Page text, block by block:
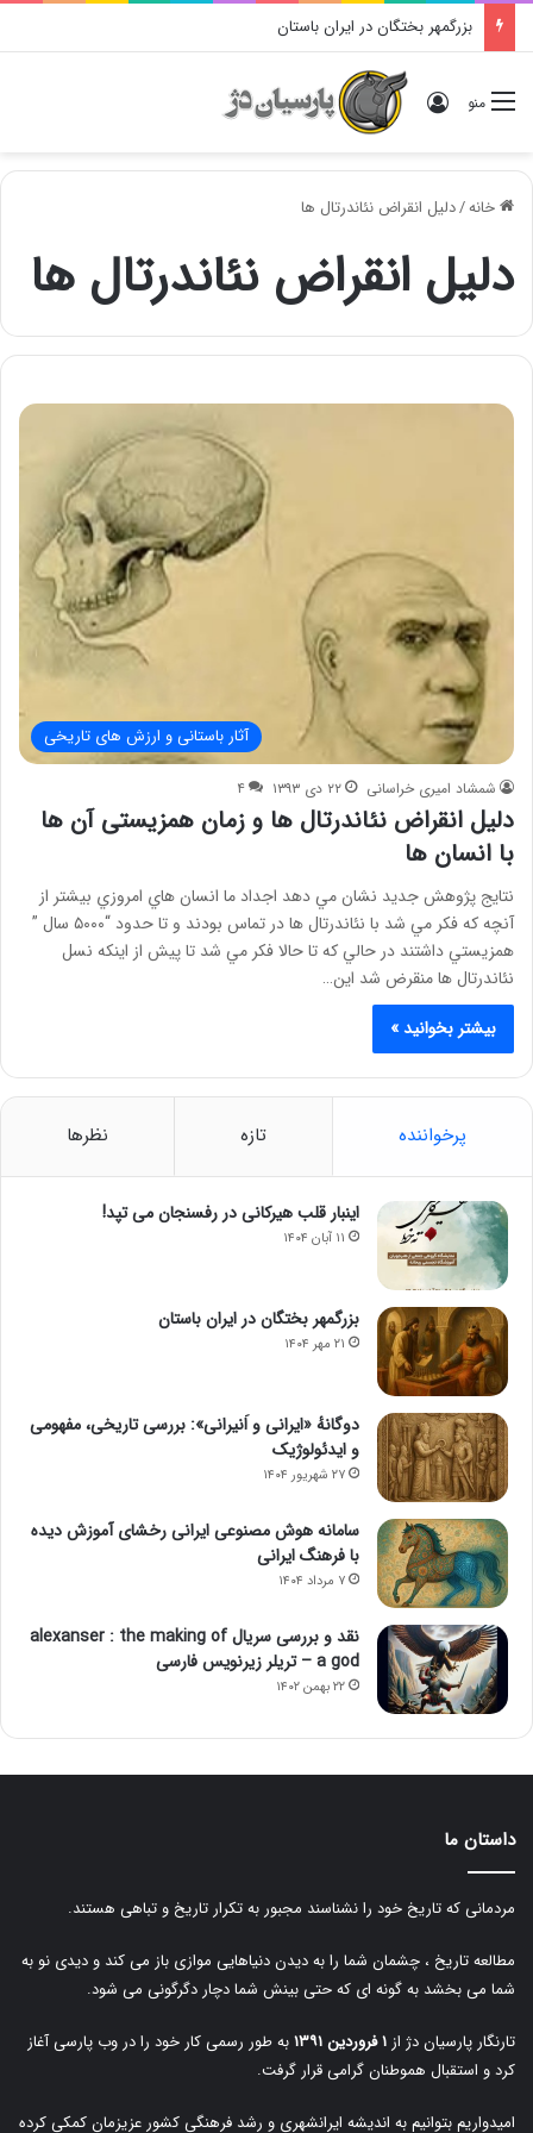
بزرگمهر بختگان در ایران باستان
منو ورود
خانه/دلیل انقراض نئاندرتال ها
دلیل انقراض نئاندرتال ها
آثار باستانی و ارزش های تاریخی
شمشاد امیری خراسانی ۲۲ دی ۱۳۹۳ ۴
دلیل انقراض نئاندرتال ها و زمان همزیستی آن ها
با انسان ها
نتايج پژوهش جديد نشان مي دهد اجداد ما انسان هاي امروزي بيشتر از
آنچه که فکر مي شد با نئاندرتال ها در تماس بودند و تا حدود “۵۰۰۰ سال ”
همزيستي داشتند در حالي که تا حالا فکر مي شد تا پيش از اينکه نسل
نئاندرتال ها منقرض شد اين…
بیشتر بخوانید »
پرخواننده تازه نظرها
اینبار قلب هیرکانی در رفسنجان می تپد!
۱۱ آبان ۱۴۰۴
بزرگمهر بختگان در ایران باستان
۲۱ مهر ۱۴۰۴
دوگانهٔ «ایرانی و اَنیرانی»: بررسی تاریخی، مفهومی
و ایدئولوژیک
۲۷ شهریور ۱۴۰۴
سامانه هوش مصنوعی ایرانی رخشای آموزش دیده
با فرهنگ ایرانی
۷ مرداد ۱۴۰۴
نقد و بررسی سریال alexanser : the making of
a god – تریلر زیرنویس فارسی
۲۲ بهمن ۱۴۰۲
داستان ما
مردمانی که تاریخ خود را نشناسند مجبور به تکرار تاریخ و تباهی هستند.
مطالعه تاریخ ، چشمان شما را به دیدن دنیاهایی موازی باز می کند و دیدی نو به
شما می بخشد به گونه ای که حتی بینش شما دچار دگرگونی می شود.
تارنگار پارسیان دژ از ۱ فروردین ۱۳۹۱
به طور رسمی کار خود را در وب پارسی آغاز
کرد و استقبال هموطنان گرامی قرار گرفت.
امیدواریم بتوانیم به اندیشه ایرانشهری و رشد فرهنگی کشور عزیزمان کمکی کرده